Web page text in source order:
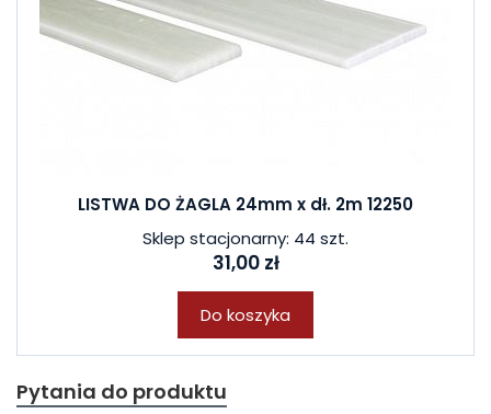
LISTWA DO ŻAGLA 24mm x dł. 2m 12250
Sklep stacjonarny: 44 szt.
31,00 zł
Do koszyka
Pytania do produktu